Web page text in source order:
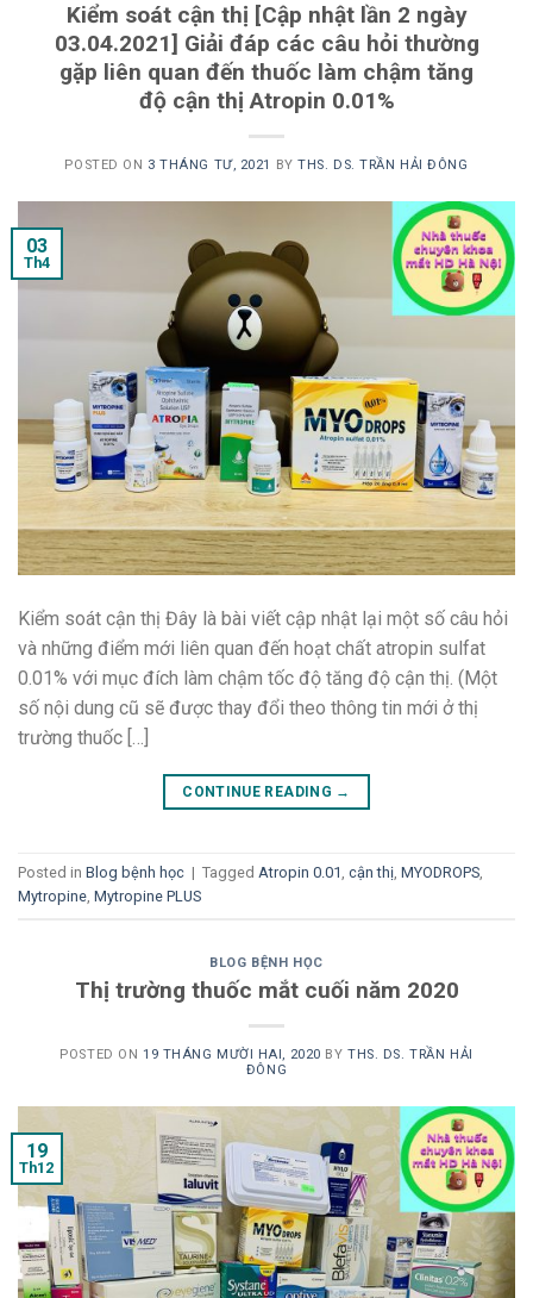
Kiểm soát cận thị [Cập nhật lần 2 ngày
03.04.2021] Giải đáp các câu hỏi thường
gặp liên quan đến thuốc làm chậm tăng
độ cận thị Atropin 0.01%
POSTED ON 3 THÁNG TƯ, 2021 BYTHS. DS. TRẦN HẢI ĐÔNG
03
Th4
Kiểm soát cận thị Đây là bài viết cập nhật lại một số câu hỏi
và những điểm mới liên quan đến hoạt chất atropin sulfat
0.01% với mục đích làm chậm tốc độ tăng độ cận thị. (Một
số nội dung cũ sẽ được thay đổi theo thông tin mới ở thị
trường thuốc […]
CONTINUE READING →
Posted in Blog bệnh học | Tagged Atropin 0.01, cận thị, MYODROPS,
Mytropine, Mytropine PLUS
BLOG BỆNH HỌC
Thị trường thuốc mắt cuối năm 2020
POSTED ON 19 THÁNG MƯỜI HAI, 2020 BYTHS. DS. TRẦN HẢI
ĐÔNG
19
Th12